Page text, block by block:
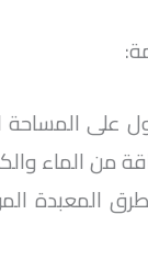
على
من الماء
المعبدة